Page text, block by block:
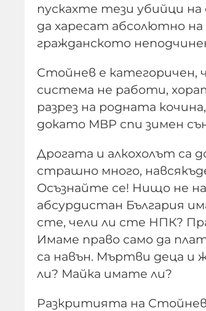
пускахте тези убийци
да харесат абсолютно на
гражданското
Стойнев е категоричен,
система не работи,
разрез на родната
докато МВР спи зимен
Дрогата и алкохолът са
страшно много,
Осъзнайте се! Нищо не
абсурдистан България
сте, чели ли сте НПК?
Имаме право само да
са навън. Мъртви деца и
ли? Майка имате ли?
Разкритията на